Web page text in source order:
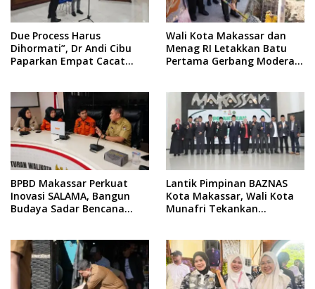
Due Process Harus
Dihormati”, Dr Andi Cibu
Paparkan Empat Cacat
Wali Kota Makassar dan
Menag RI Letakkan Batu
Pertama Gerbang Moderasi
BPBD Makassar Perkuat
Inovasi SALAMA, Bangun
Budaya Sadar Bencana
Lantik Pimpinan BAZNAS
Kota Makassar, Wali Kota
Munafri Tekankan
Data